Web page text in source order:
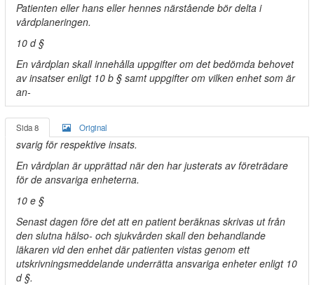
Patienten eller hans eller hennes närstående bör delta i
vårdplaneringen.
10 d §
En vårdplan skall innehålla uppgifter om det bedömda behovet
av insatser enligt 10 b § samt uppgifter om vilken enhet som är
an-
Sida 8 Original
svarig för respektive insats.
En vårdplan är upprättad när den har justerats av företrädare
för de ansvariga enheterna.
10 e §
Senast dagen före det att en patient beräknas skrivas ut från
den slutna hälso- och sjukvården skall den behandlande
läkaren vid den enhet där patienten vistas genom ett
utskrivningsmeddelande underrätta ansvariga enheter enligt 10
d §.